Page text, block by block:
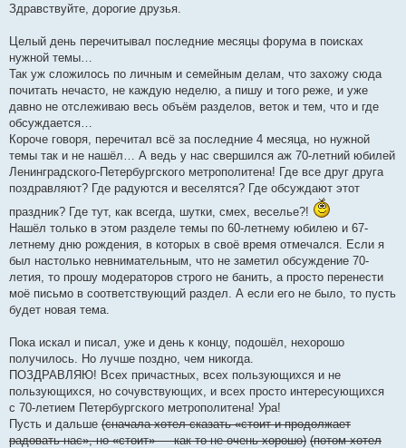
о
б
е
и
е
Здравствуйте, дорогие друзья.
Целый день перечитывал последние месяцы форума в поисках
нужной темы…
Так уж сложилось по личным и семейным делам, что захожу сюда
почитать нечасто, не каждую неделю, а пишу и того реже, и уже
давно не отслеживаю весь объём разделов, веток и тем, что и где
обсуждается…
Короче говоря, перечитал всё за последние 4 месяца, но нужной
темы так и не нашёл… А ведь у нас свершился аж 70-летний юбилей
Ленинградского-Петербургского метрополитена! Где все друг друга
поздравляют? Где радуются и веселятся? Где обсуждают этот
праздник? Где тут, как всегда, шутки, смех, веселье?!
Нашёл только в этом разделе темы по 60-летнему юбилею и 67-
летнему дню рождения, в которых в своё время отмечался. Если я
был настолько невнимательным, что не заметил обсуждение 70-
летия, то прошу модераторов строго не банить, а просто перенести
моё письмо в соответствующий раздел. А если его не было, то пусть
будет новая тема.
Пока искал и писал, уже и день к концу, подошёл, нехорошо
получилось. Но лучше поздно, чем никогда.
ПОЗДРАВЛЯЮ! Всех причастных, всех пользующихся и не
пользующихся, но сочувствующих, и всех просто интересующихся
с 70-летием Петербургского метрополитена! Ура!
Пусть и дальше (сначала хотел сказать «стоит и продолжает
радовать нас», но «стоит» — как-то не очень хорошо) (потом хотел